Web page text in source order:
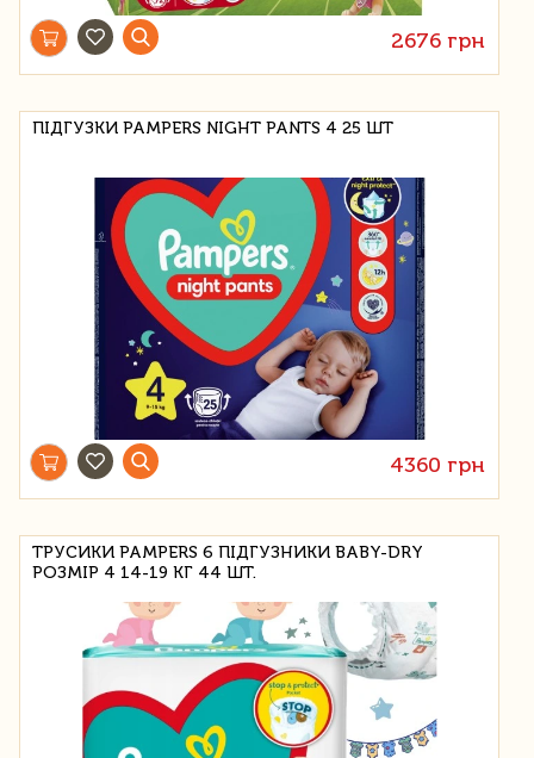
2676 грн
ПІДГУЗКИ PAMPERS NIGHT PANTS 4 25 ШТ
4360 грн
ТРУСИКИ PAMPERS 6 ПІДГУЗНИКИ BABY-DRY
РОЗМІР 4 14-19 КГ 44 ШТ.